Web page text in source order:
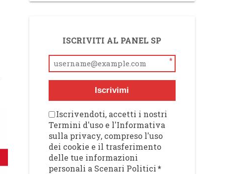
ISCRIVITI AL PANEL SP
*
Iscrivimi
Iscrivendoti, accetti i nostri
Termini d'uso e l'Informativa
sulla privacy, compreso l'uso
dei cookie e il trasferimento
delle tue informazioni
personali a Scenari Politici*